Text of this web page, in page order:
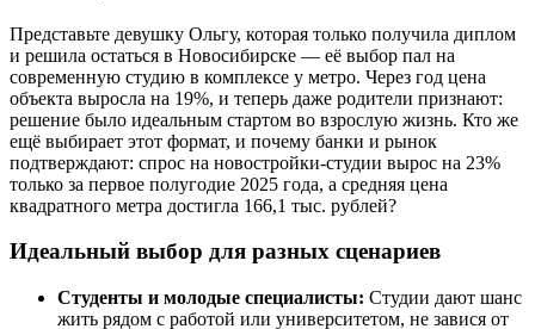
Представьте девушку Ольгу, которая только получила диплом
и решила остаться в Новосибирске — её выбор пал на
современную студию в комплексе у метро. Через год цена
объекта выросла на 19%, и теперь даже родители признают:
решение было идеальным стартом во взрослую жизнь. Кто же
ещё выбирает этот формат, и почему банки и рынок
подтверждают: спрос на новостройки-студии вырос на 23%
только за первое полугодие 2025 года, а средняя цена
квадратного метра достигла 166,1 тыс. рублей?
Идеальный выбор для разных сценариев
Студенты и молодые специалисты: Студии дают шанс
жить рядом с работой или университетом, не завися от